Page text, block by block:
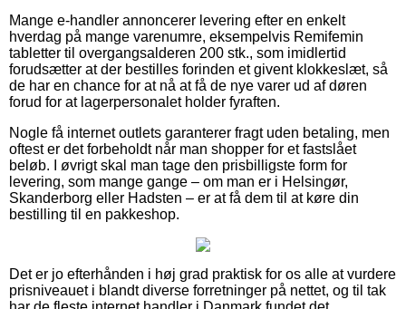
Mange e-handler annoncerer levering efter en enkelt
hverdag på mange varenumre, eksempelvis Remifemin
tabletter til overgangsalderen 200 stk., som imidlertid
forudsætter at der bestilles forinden et givent klokkeslæt, så
de har en chance for at nå at få de nye varer ud af døren
forud for at lagerpersonalet holder fyraften.
Nogle få internet outlets garanterer fragt uden betaling, men
oftest er det forbeholdt når man shopper for et fastslået
beløb. I øvrigt skal man tage den prisbilligste form for
levering, som mange gange – om man er i Helsingør,
Skanderborg eller Hadsten – er at få dem til at køre din
bestilling til en pakkeshop.
Det er jo efterhånden i høj grad praktisk for os alle at vurdere
prisniveauet i blandt diverse forretninger på nettet, og til tak